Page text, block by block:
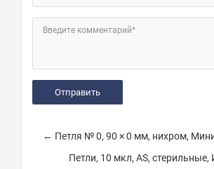
Введите комментарий*
← Петля № 0, 90 × 0 мм, нихром,
Петли, 10 мкл, АS, стерильные,